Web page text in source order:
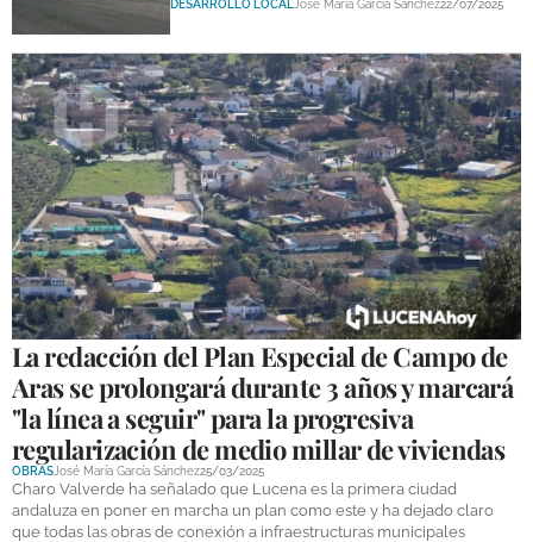
OBRAS
NECROLÓGICAS
GALERÍAS
DESARROLLO LOCAL José María García Sánchez22/07/2025
La redacción del Plan Especial de Campo de
Aras se prolongará durante 3 años y marcará
"la línea a seguir" para la progresiva
regularización de medio millar de viviendas
OBRAS José María García Sánchez25/03/2025
Charo Valverde ha señalado que Lucena es la primera ciudad
andaluza en poner en marcha un plan como este y ha dejado claro
que todas las obras de conexión a infraestructuras municipales